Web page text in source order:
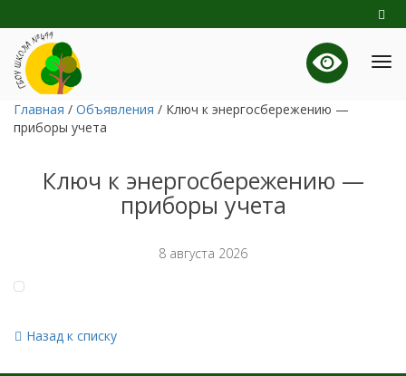
Главная / Объявления / Ключ к энергосбережению —
приборы учета
Ключ к энергосбережению —
приборы учета
8 августа 2026
Назад к списку